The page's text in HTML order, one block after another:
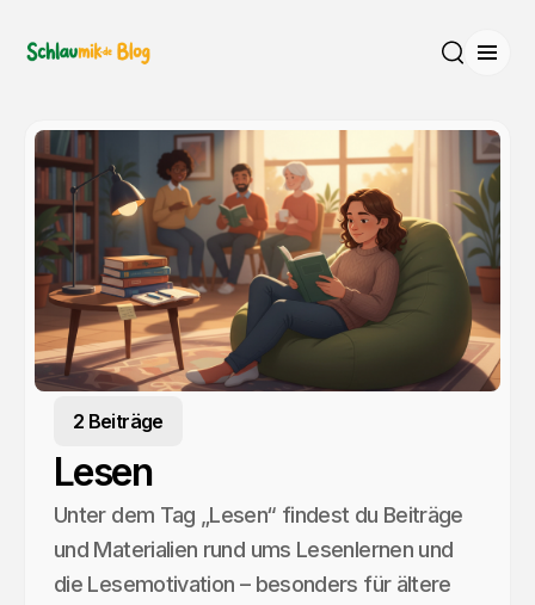
2 Beiträge
Lesen
Unter dem Tag „Lesen“ findest du Beiträge
und Materialien rund ums Lesenlernen und
die Lesemotivation – besonders für ältere